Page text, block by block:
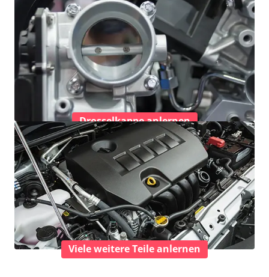
Drosselkappe anlernen
Viele weitere Teile anlernen